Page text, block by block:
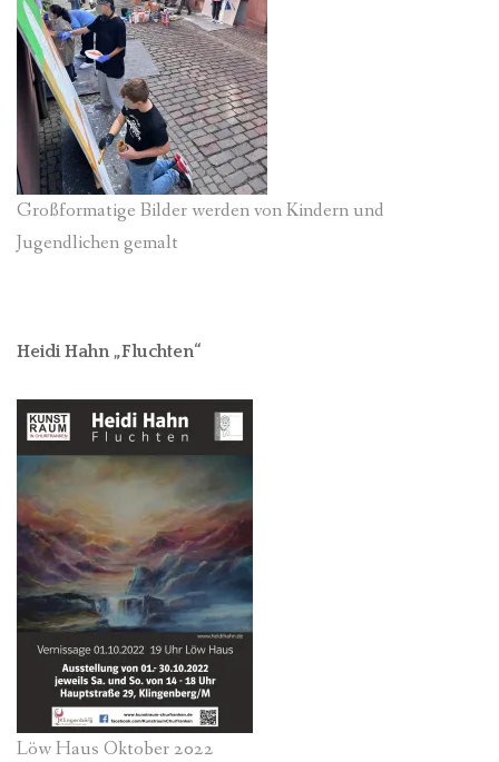
Großformatige Bilder werden von Kindern und
Jugendlichen gemalt
Heidi Hahn „Fluchten“
Löw Haus Oktober 2022